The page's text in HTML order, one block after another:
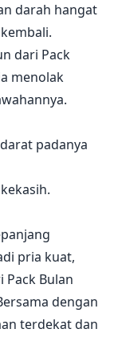
pada
Satu-
melarikan
Tapi
dan
bertahap
terjadi tiga
darah hangat
dari Pack
menolak
padanya
pria kuat,
Pack Bulan
dengan
terdekat dan